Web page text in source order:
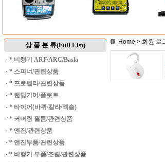
상 품 분 류(Full List)
· * 비행기 ARF/ARC/Basla
· * 스피너/관련상품
· * 프로펠라/관련상품
· * 랜딩기어/플로트
· * 타이어(바퀴/칼라/엑슬)
· * 커버링 필름/관련상품
· * 엔진/관련상품
· * 엔진부품/관련상품
· * 비행기 부품/조립/관련상품
Home > 회원 로